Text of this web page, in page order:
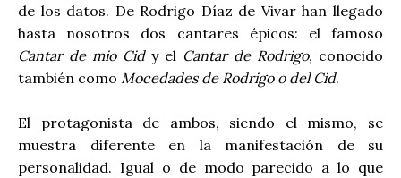
de los datos. De Rodrigo Díaz de Vivar han llegado
hasta nosotros dos cantares épicos: el famoso
Cantar de mio Cidy el Cantar de Rodrigo, conocido
también como Mocedades de Rodrigo o del Cid.
El protagonista de ambos, siendo el mismo, se
muestra diferente en la manifestación de su
personalidad. Igual o de modo parecido a lo que